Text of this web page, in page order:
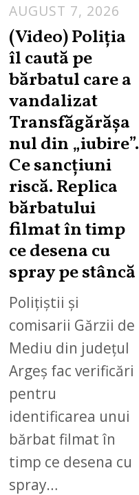
AUGUST 7, 2026
U
G
S
7
,
(Video) Poliția
îl caută pe
bărbatul care a
vandalizat
Transfăgărășa
nul din „iubire”.
Ce sancțiuni
riscă. Replica
bărbatului
filmat în timp
ce desena cu
spray pe stâncă
Polițiștii și
comisarii Gărzii de
Mediu din județul
Argeș fac verificări
pentru
identificarea unui
bărbat filmat în
timp ce desena cu
spray…